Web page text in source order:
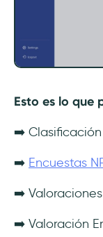
Esto es lo que
➡️
➡️ Encuestas
➡️
➡️ Valoración